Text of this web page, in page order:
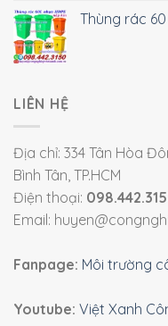
Thùng rác 60
LIÊN HỆ
Địa chỉ: 334 Tân Hòa
Bình Tân, TP.HCM
Điện thoại:
Email:
Fanpage: Môi trường
Youtube: Việt Xanh